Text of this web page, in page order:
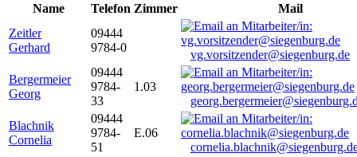
Name
Telefon Zimmer
Mail
Zeitler
Gerhard
09444
9784-0
vg.vorsitzender@siegenburg.de
Bergermeier
Georg
09444
9784-
33
1.03
Blachnik
Cornelia
09444
9784-
51
E.06